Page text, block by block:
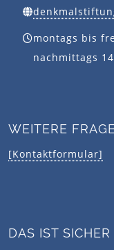
montags bis
nachmittags
WEITERE
[Kontaktformular]
DAS IST SICHER